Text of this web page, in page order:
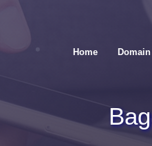
Home Domain